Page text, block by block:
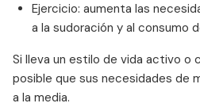
Ejercicio: aumenta las
a la sudoración y al consumo
Si lleva un estilo de vida activo o
posible que sus necesidades de
a la media.